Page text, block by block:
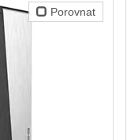
Porovnat